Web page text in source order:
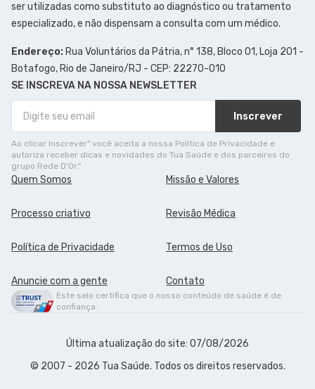
ser utilizadas como substituto ao diagnóstico ou tratamento
especializado, e não dispensam a consulta com um médico.
Endereço: Rua Voluntários da Pátria, n° 138, Bloco 01, Loja 201 -
Botafogo, Rio de Janeiro/RJ - CEP: 22270-010
SE INSCREVA NA NOSSA NEWSLETTER
Inscrever
Ao clicar Inscrever" você aceita a nossa Política de Privacidade e
autoriza receber dicas e novidades do Tua Saúde e dos parceiros do
grupo Rede D'Or."
Quem Somos Missão e Valores
Processo criativo Revisão Médica
Política de Privacidade Termos de Uso
Anuncie com a gente Contato
Este selo certifica que o nosso conteúdo de saúde é de
confiança.
Última atualização do site: 07/08/2026
© 2007 - 2026 Tua Saúde. Todos os direitos reservados.